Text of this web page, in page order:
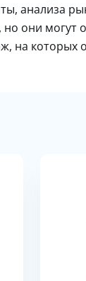
анализа
они могут
на которых